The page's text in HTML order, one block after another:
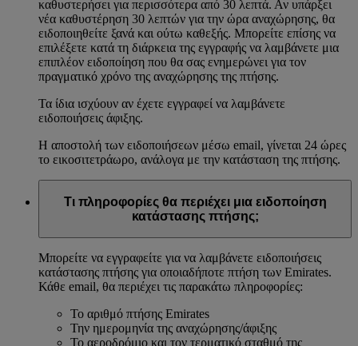
καθυστερήσει για περισσότερα από 30 λεπτά. Αν υπάρξει
νέα καθυστέρηση 30 λεπτών για την ώρα αναχώρησης, θα
ειδοποιηθείτε ξανά και ούτω καθεξής. Μπορείτε επίσης να
επιλέξετε κατά τη διάρκεια της εγγραφής να λαμβάνετε μια
επιπλέον ειδοποίηση που θα σας ενημερώνει για τον
πραγματικό χρόνο της αναχώρησης της πτήσης.
Τα ίδια ισχύουν αν έχετε εγγραφεί να λαμβάνετε
ειδοποιήσεις άφιξης.
Η αποστολή των ειδοποιήσεων μέσω email, γίνεται 24 ώρες
το εικοσιτετράωρο, ανάλογα με την κατάσταση της πτήσης.
Τι πληροφορίες θα περιέχει μια ειδοποίηση
κατάστασης πτήσης;
Μπορείτε να εγγραφείτε για να λαμβάνετε ειδοποιήσεις
κατάστασης πτήσης για οποιαδήποτε πτήση των Emirates.
Κάθε email, θα περιέχει τις παρακάτω πληροφορίες:
Το αριθμό πτήσης Emirates
Την ημερομηνία της αναχώρησης/άφιξης
Το αεροδρόμιο και τον τερματικό σταθμό της